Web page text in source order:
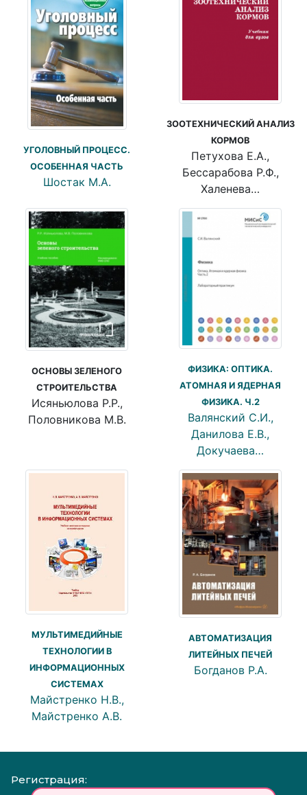
УГОЛОВНЫЙ ПРОЦЕСС.
ОСОБЕННАЯ ЧАСТЬ
Шостак М.А.
ЗООТЕХНИЧЕСКИЙ АНАЛИЗ
КОРМОВ
Петухова Е.А.,
Бессарабова Р.Ф.,
Халенева…
ОСНОВЫ ЗЕЛЕНОГО
СТРОИТЕЛЬСТВА
Исяньюлова Р.Р.,
Половникова М.В.
ФИЗИКА: ОПТИКА.
АТОМНАЯ И ЯДЕРНАЯ
ФИЗИКА. Ч.2
Валянский С.И.,
Данилова Е.В.,
Докучаева…
МУЛЬТИМЕДИЙНЫЕ
ТЕХНОЛОГИИ В
ИНФОРМАЦИОННЫХ
СИСТЕМАХ
Майстренко Н.В.,
Майстренко А.В.
АВТОМАТИЗАЦИЯ
ЛИТЕЙНЫХ ПЕЧЕЙ
Богданов Р.А.
Регистрация: